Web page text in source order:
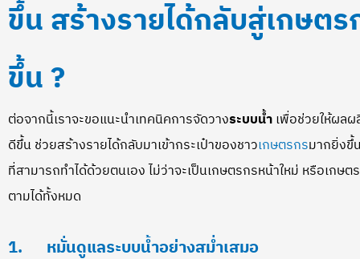
ขึ้น สร้างรายได้กลับสู่เกษตร
ขึ้น ?
ต่อจากนี้เราจะขอแนะนำเทคนิคการจัดวางระบบน้ำ เพื่อช่วยให้ผล
ดีขึ้น ช่วยสร้างรายได้กลับมาเข้ากระเป๋าของชาวเกษตรกรมากยิ่งขึ้
ที่สามารถทำได้ด้วยตนเอง ไม่ว่าจะเป็นเกษตรกรหน้าใหม่ หรือเกษ
ตามได้ทั้งหมด
1. หมั่นดูแลระบบน้ำอย่างสม่ำเสมอ